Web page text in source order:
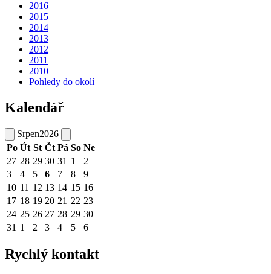
2016
2015
2014
2013
2012
2011
2010
Pohledy do okolí
Kalendář
Srpen2026
Po Út St Čt Pá So Ne
27 28 29 30 31 1
2
3
4 5 6 7 8
9
10 11 12 13 14 15 16
17 18 19 20 21 22 23
24 25 26 27 28 29 30
31 1 2 3 4 5 6
Rychlý kontakt